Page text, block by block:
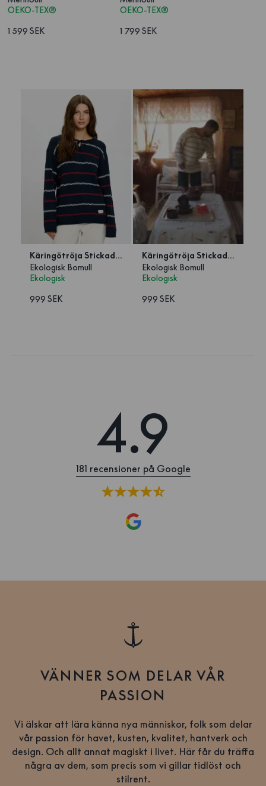
OEKO-TEX®
1 599 SEK
OEKO-TEX®
1 799 SEK
Käringötröja Stickad Marinblå
Ekologisk Bomull
Ekologisk
999 SEK
Käringötröja Stickad Off-white
Ekologisk Bomull
Ekologisk
999 SEK
4.9
181 recensioner på Google
VÄNNER SOM DELAR VÅR
PASSION
Vi älskar att lära känna nya människor, folk som delar
vår passion för havet, kusten, kvalitet, hantverk och
design. Och allt annat magiskt i livet. Här får du träffa
några av dem, som precis som vi gillar tidlöst och
stilrent.